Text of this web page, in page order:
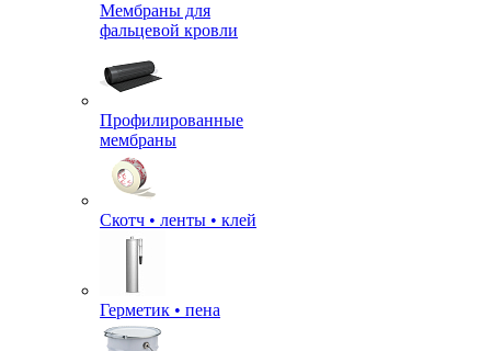
Мембраны для
фальцевой кровли
Профилированные
мембраны
Скотч • ленты • клей
Герметик • пена